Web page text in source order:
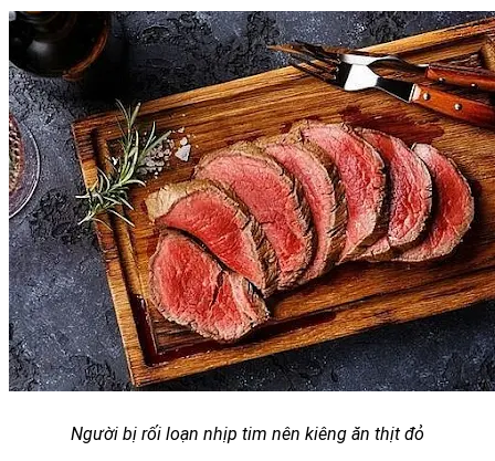
Người bị rối loạn nhịp tim nên kiêng ăn thịt đỏ